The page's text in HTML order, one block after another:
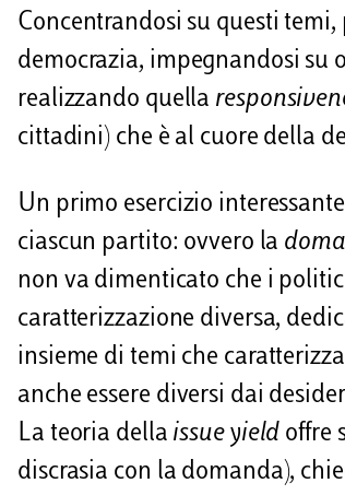
Concentrandosi su questi
democrazia, impegnandosi
realizzando quella
cittadini) che è al cuore della
Un primo esercizio
ciascun partito: ovvero la
non va dimenticato che i
caratterizzazione diversa,
insieme di temi che
anche essere diversi dai
La teoria della issue yield offre
discrasia con la domanda),